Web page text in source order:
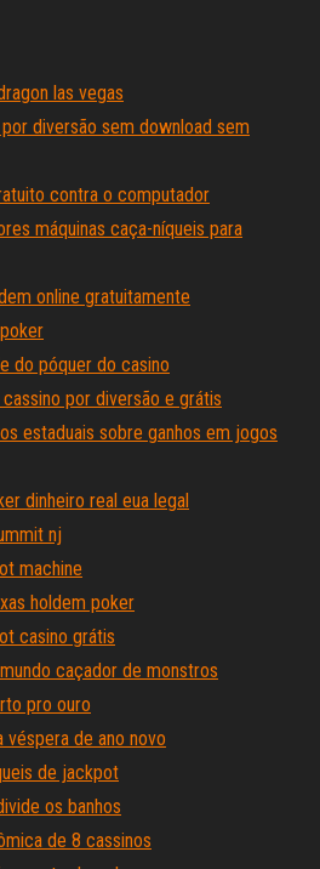
las vegas
diversão sem download sem
contra o computador
máquinas caça-níqueis para
online gratuitamente
do póquer do casino
por diversão e grátis
estaduais sobre ganhos em jogos
dinheiro real eua legal
nj
machine
holdem poker
casino grátis
caçador de monstros
pro ouro
véspera de ano novo
de jackpot
os banhos
de 8 cassinos